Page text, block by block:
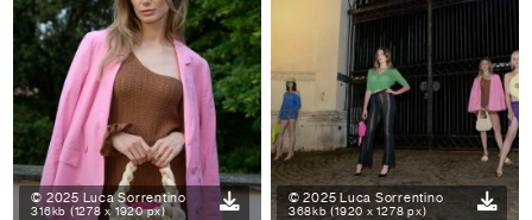
© 2025 Luca Sorrentino
316kb (1278 x 1920 px)
© 2025 Luca Sorrentino
368kb (1920 x 1278 px)